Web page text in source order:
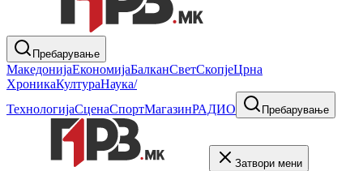
Пребарување
МакедонијаЕкономијаБалканСветСкопјеЦрна
ХроникаКултураНаука/
ТехнологијаСценаСпортМагазинРАДИО Пребарување
Затвори мени